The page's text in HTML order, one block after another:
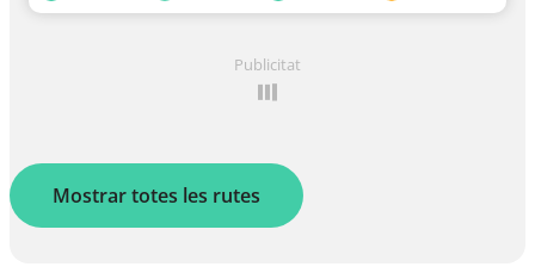
Publicitat
Mostrar totes les rutes